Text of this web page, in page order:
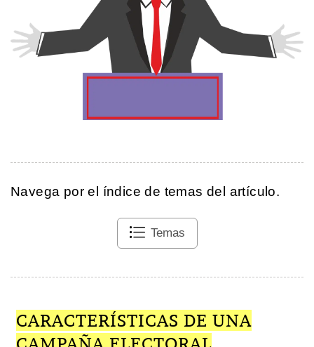
Navega por el índice de temas del artículo.
Temas
CARACTERÍSTICAS DE UNA